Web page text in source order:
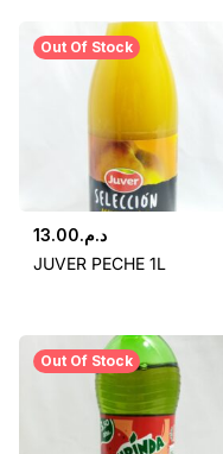
Out Of Stock
د.م.13.00
JUVER PECHE 1L
Out Of Stock